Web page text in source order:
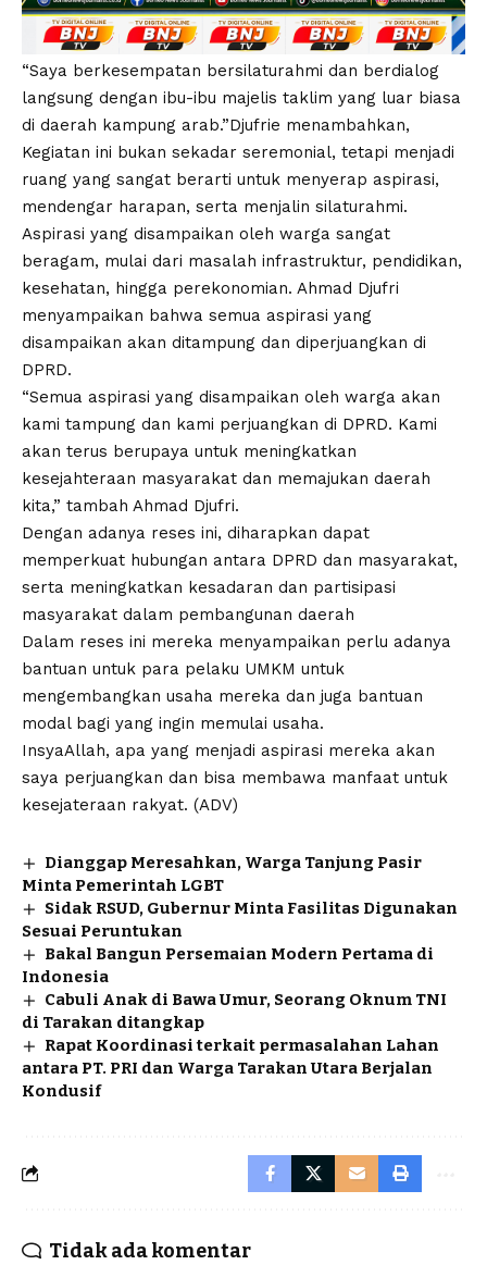
“Saya berkesempatan bersilaturahmi dan berdialog
langsung dengan ibu-ibu majelis taklim yang luar biasa
di daerah kampung arab.”Djufrie menambahkan,
Kegiatan ini bukan sekadar seremonial, tetapi menjadi
ruang yang sangat berarti untuk menyerap aspirasi,
mendengar harapan, serta menjalin silaturahmi.
Aspirasi yang disampaikan oleh warga sangat
beragam, mulai dari masalah infrastruktur, pendidikan,
kesehatan, hingga perekonomian. Ahmad Djufri
menyampaikan bahwa semua aspirasi yang
disampaikan akan ditampung dan diperjuangkan di
DPRD.
“Semua aspirasi yang disampaikan oleh warga akan
kami tampung dan kami perjuangkan di DPRD. Kami
akan terus berupaya untuk meningkatkan
kesejahteraan masyarakat dan memajukan daerah
kita,” tambah Ahmad Djufri.
Dengan adanya reses ini, diharapkan dapat
memperkuat hubungan antara DPRD dan masyarakat,
serta meningkatkan kesadaran dan partisipasi
masyarakat dalam pembangunan daerah
Dalam reses ini mereka menyampaikan perlu adanya
bantuan untuk para pelaku UMKM untuk
mengembangkan usaha mereka dan juga bantuan
modal bagi yang ingin memulai usaha.
InsyaAllah, apa yang menjadi aspirasi mereka akan
saya perjuangkan dan bisa membawa manfaat untuk
kesejateraan rakyat. (ADV)
Dianggap Meresahkan, Warga Tanjung Pasir
Minta Pemerintah LGBT
Sidak RSUD, Gubernur Minta Fasilitas Digunakan
Sesuai Peruntukan
Bakal Bangun Persemaian Modern Pertama di
Indonesia
Cabuli Anak di Bawa Umur, Seorang Oknum TNI
di Tarakan ditangkap
Rapat Koordinasi terkait permasalahan Lahan
antara PT. PRI dan Warga Tarakan Utara Berjalan
Kondusif
Tidak ada komentar